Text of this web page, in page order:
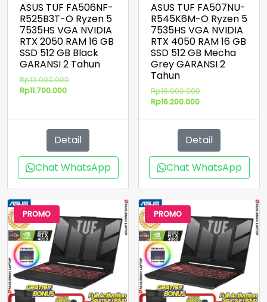
ASUS TUF FA506NF-
R525B3T-O Ryzen 5
7535HS VGA NVIDIA
RTX 2050 RAM 16 GB
SSD 512 GB Black
GARANSI 2 Tahun
Rp13.000.000Harga
Rp11.700.000Harga
adalah:
Rp11.700.000.
Detail
Chat WhatsApp
ASUS TUF FA507NU-
R545K6M-O Ryzen 5
7535HS VGA NVIDIA
RTX 4050 RAM 16 GB
SSD 512 GB Mecha
Grey GARANSI 2
Tahun
Rp18.000.000Harga
Rp16.200.000Harga
adalah:
Rp16.200.000.
Detail
Chat WhatsApp
PROMO PROMO